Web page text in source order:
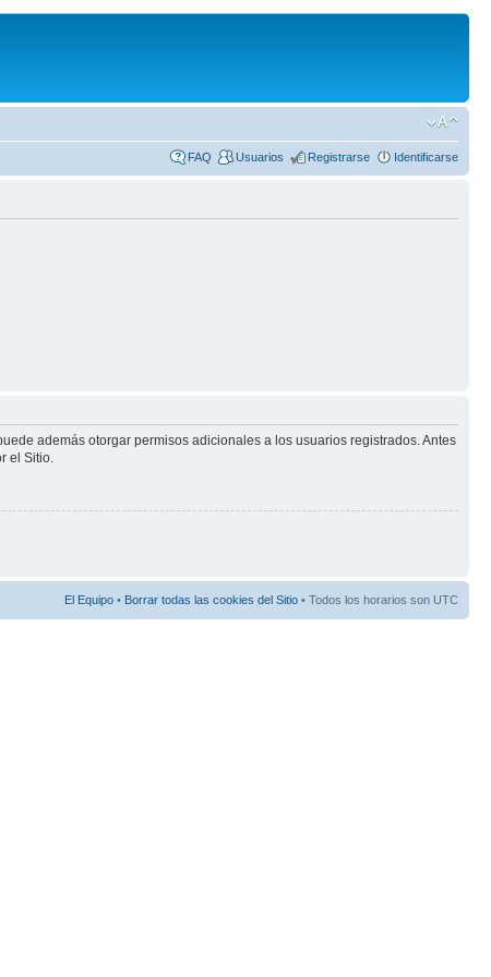
FAQ Usuarios Registrarse Identificarse
además otorgar permisos adicionales a los usuarios registrados. Antes
el Sitio.
El Equipo • Borrar todas las cookies del Sitio • Todos los horarios son UTC